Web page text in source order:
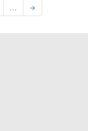
... →